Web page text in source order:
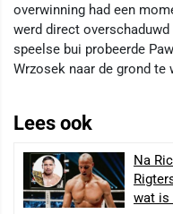
overwinning had een
werd direct
speelse bui probeerde
Wrzosek naar de grond
Lees ook
Na
wat is